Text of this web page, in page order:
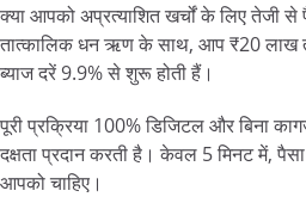
क्या आपको अप्रत्याशित खर्चों के लिए
तात्कालिक धन ऋण के साथ, आप ₹20 लाख
ब्याज दरें 9.9% से शुरू होती हैं।
पूरी प्रक्रिया 100% डिजिटल और बिना
दक्षता प्रदान करती है। केवल 5 मिनट में,
आपको चाहिए।